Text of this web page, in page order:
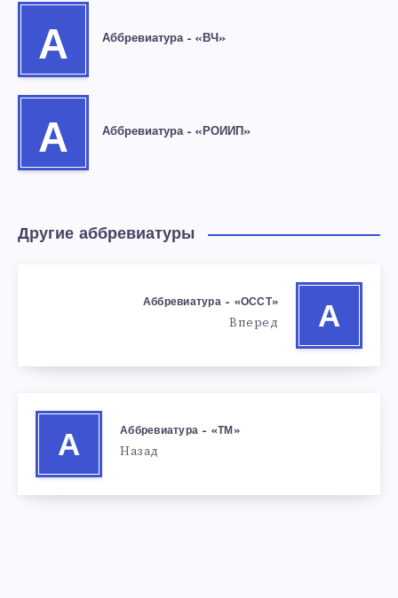
А Аббревиатура – «ВЧ»
А Аббревиатура – «РОИИП»
Другие аббревиатуры
А
Аббревиатура – «ОССТ»
Вперед
А
Аббревиатура – «ТМ»
Назад